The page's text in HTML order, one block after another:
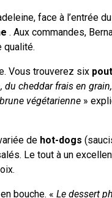
face à l’entrée
. Aux commandes,
qualité.
Vous trouverez six
cheddar frais en
végétarienne »
de hot-dogs
Le tout à un
bouche. « Le dessert